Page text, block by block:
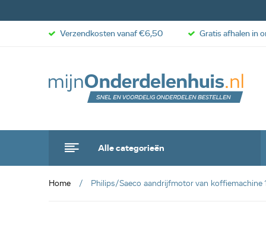
Alle categorieën
Verzendkosten vanaf €6,50 Gratis afhalen in
Home Philips/Saeco aandrijfmotor van koffiemachine